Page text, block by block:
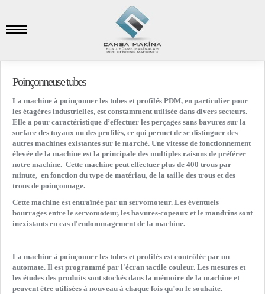
Poinçonneuse tubes
La machine à poinçonner les tubes et profilés PDM, en particulier pour
les étagères industrielles, est constamment utilisée dans divers secteurs.
Elle a pour caractéristique d’effectuer les perçages sans bavures sur la
surface des tuyaux ou des profilés, ce qui permet de se distinguer des
autres machines existantes sur le marché. Une vitesse de fonctionnement
élevée de la machine est la principale des multiples raisons de préférer
notre machine. Cette machine peut effectuer plus de 400 trous par
minute, en fonction du type de matériau, de la taille des trous et des
trous de poinçonnage.
Cette machine est entraînée par un servomoteur. Les éventuels
bourrages entre le servomoteur, les bavures-copeaux et le mandrins sont
inexistants en cas d'endommagement de la machine.
La machine à poinçonner les tubes et profilés est contrôlée par un
automate. Il est programmé par l'écran tactile couleur. Les mesures et
les études des produits sont stockés dans la mémoire de la machine et
peuvent être utilisées à nouveau à chaque fois qu’on le souhaite.